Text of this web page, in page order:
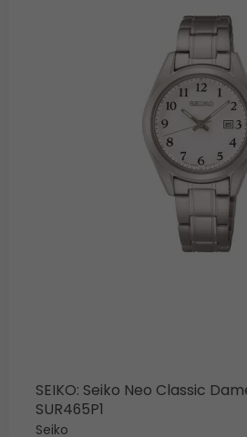
SEIKO: Seiko Neo Classic
SUR465P1
Seiko